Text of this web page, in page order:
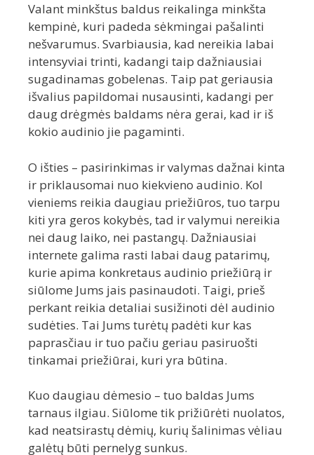
Valant minkštus baldus reikalinga minkšta
kempinė, kuri padeda sėkmingai pašalinti
nešvarumus. Svarbiausia, kad nereikia labai
intensyviai trinti, kadangi taip dažniausiai
sugadinamas gobelenas. Taip pat geriausia
išvalius papildomai nusausinti, kadangi per
daug drėgmės baldams nėra gerai, kad ir iš
kokio audinio jie pagaminti.
O išties – pasirinkimas ir valymas dažnai kinta
ir priklausomai nuo kiekvieno audinio. Kol
vieniems reikia daugiau priežiūros, tuo tarpu
kiti yra geros kokybės, tad ir valymui nereikia
nei daug laiko, nei pastangų. Dažniausiai
internete galima rasti labai daug patarimų,
kurie apima konkretaus audinio priežiūrą ir
siūlome Jums jais pasinaudoti. Taigi, prieš
perkant reikia detaliai susižinoti dėl audinio
sudėties. Tai Jums turėtų padėti kur kas
paprasčiau ir tuo pačiu geriau pasiruošti
tinkamai priežiūrai, kuri yra būtina.
Kuo daugiau dėmesio – tuo baldas Jums
tarnaus ilgiau. Siūlome tik prižiūrėti nuolatos,
kad neatsirastų dėmių, kurių šalinimas vėliau
galėtų būti pernelyg sunkus.